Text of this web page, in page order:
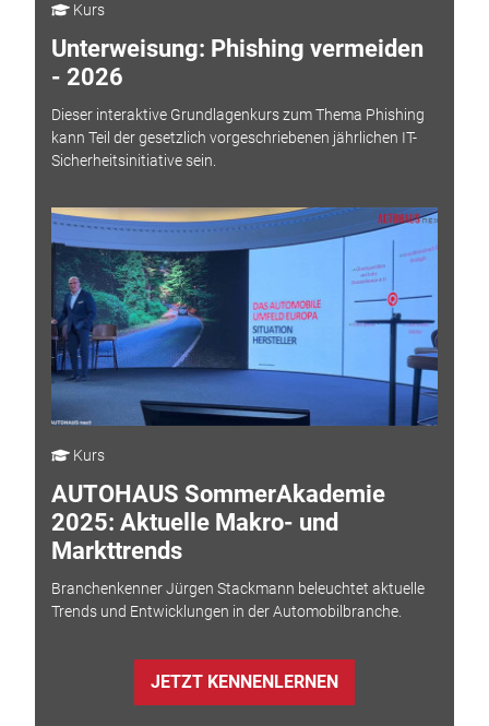
Kurs
Unterweisung: Phishing vermeiden
- 2026
Dieser interaktive Grundlagenkurs zum Thema Phishing
kann Teil der gesetzlich vorgeschriebenen jährlichen IT-
Sicherheitsinitiative sein.
Kurs
AUTOHAUS SommerAkademie
2025: Aktuelle Makro- und
Markttrends
Branchenkenner Jürgen Stackmann beleuchtet aktuelle
Trends und Entwicklungen in der Automobilbranche.
JETZT KENNENLERNEN